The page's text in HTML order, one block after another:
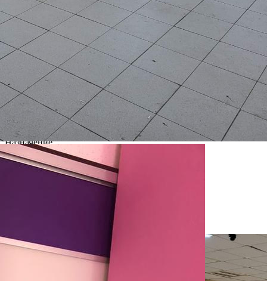
01.05.2024
Город
Магадан
Дзержинского, д.26А
Расположено
Торговый Центр
2
Предлагается
Желаемый / подходящий вид деятельности
Не указано
Назначение
Не указано
Размер площади (м2)